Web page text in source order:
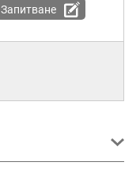
Запитване